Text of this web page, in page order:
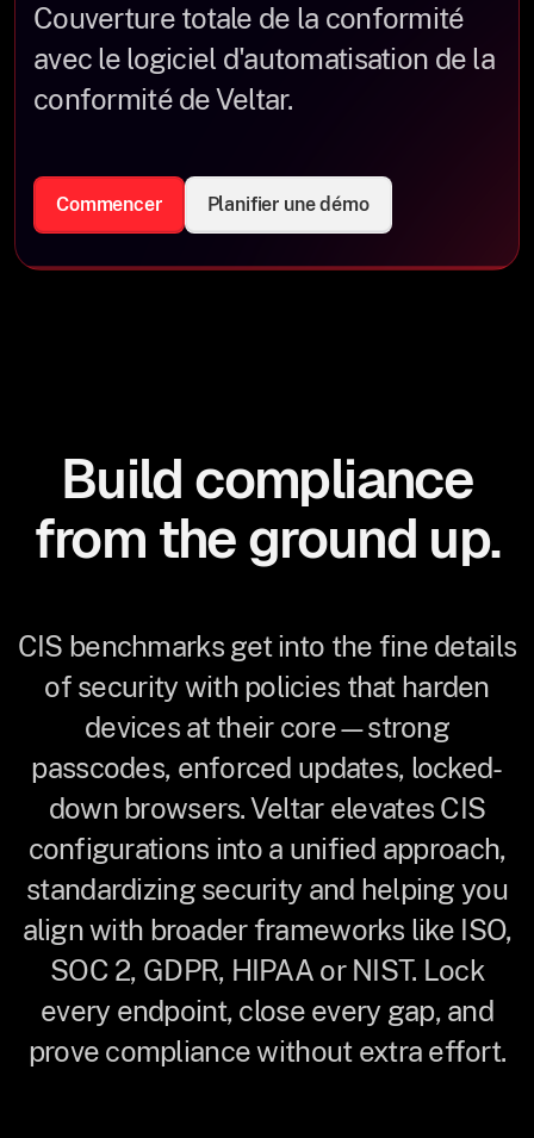
Couverture totale de la conformité
avec le logiciel d'automatisation de la
conformité de Veltar.
Commencer Planifier une démo
Build compliance
from the ground up.
CIS benchmarks get into the fine details
of security with policies that harden
devices at their core—strong
passcodes, enforced updates, locked-
down browsers. Veltar elevates CIS
configurations into a unified approach,
standardizing security and helping you
align with broader frameworks like ISO,
SOC 2, GDPR, HIPAA or NIST. Lock
every endpoint, close every gap, and
prove compliance without extra effort.